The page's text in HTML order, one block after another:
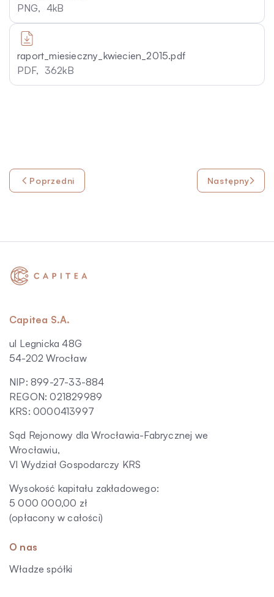
PNG, 4kB
raport_miesieczny_kwiecien_2015.pdf
PDF, 362kB
Poprzedni Następny
Capitea S.A.
ul Legnicka 48G
54-202 Wrocław
NIP: 899-27-33-884
REGON: 021829989
KRS: 0000413997
Sąd Rejonowy dla Wrocławia-Fabrycznej we
Wrocławiu,
VI Wydział Gospodarczy KRS
Wysokość kapitału zakładowego:
5 000 000,00 zł
(opłacony w całości)
O nas
Władze spółki